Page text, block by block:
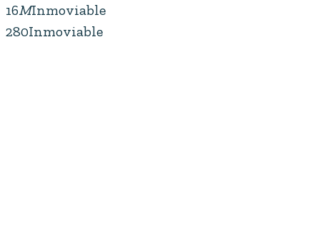
16MInmoviable
280Inmoviable